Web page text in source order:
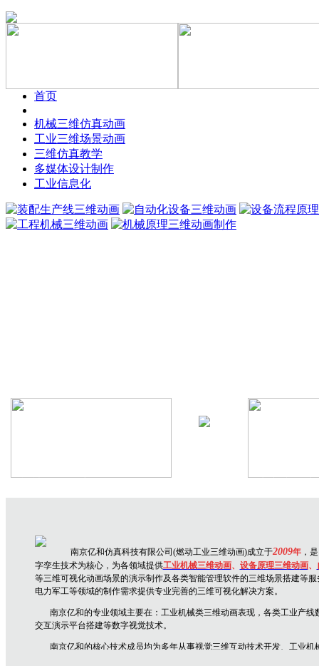
首页
机械三维仿真动画
工业三维场景动画
三维仿真教学
多媒体设计制作
工业信息化
南京亿和仿真科技有限公司(燃动工业三维动画)成立于2009年，
字孪生技术为核心，为各领域提供工业机械三维动画、 设备原理三维动画、
等三维可视化动画场景的演示制作及各类智能管理软件的三维场景搭建等
电力军工等领域的制作需求提供专业完善的三维可视化解决方案。
南京亿和的专业领域主要在： 工业机械类三维动画表现，各类工业产线
交互演示平台搭建等数字视觉技术。
南京亿和的核心技术成员均为多年从事视觉三维互动技术开发、工业